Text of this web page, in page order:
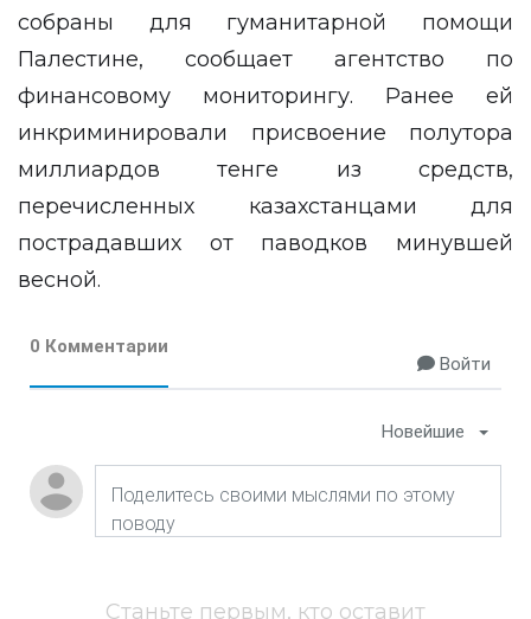
собраны для гуманитарной помощи
Палестине, сообщает агентство по
финансовому мониторингу. Ранее ей
инкриминировали присвоение полутора
миллиардов тенге из средств,
перечисленных казахстанцами для
пострадавших от паводков минувшей
весной.
0 Комментарии
Войти
Новейшие
Станьте первым, кто оставит